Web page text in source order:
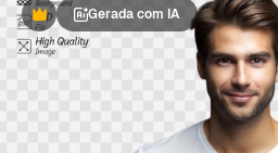
PremiumGerada com IA